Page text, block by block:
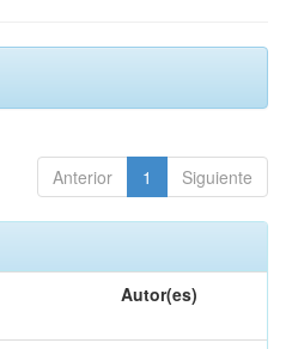
Anterior 1 Siguiente
Autor(es)